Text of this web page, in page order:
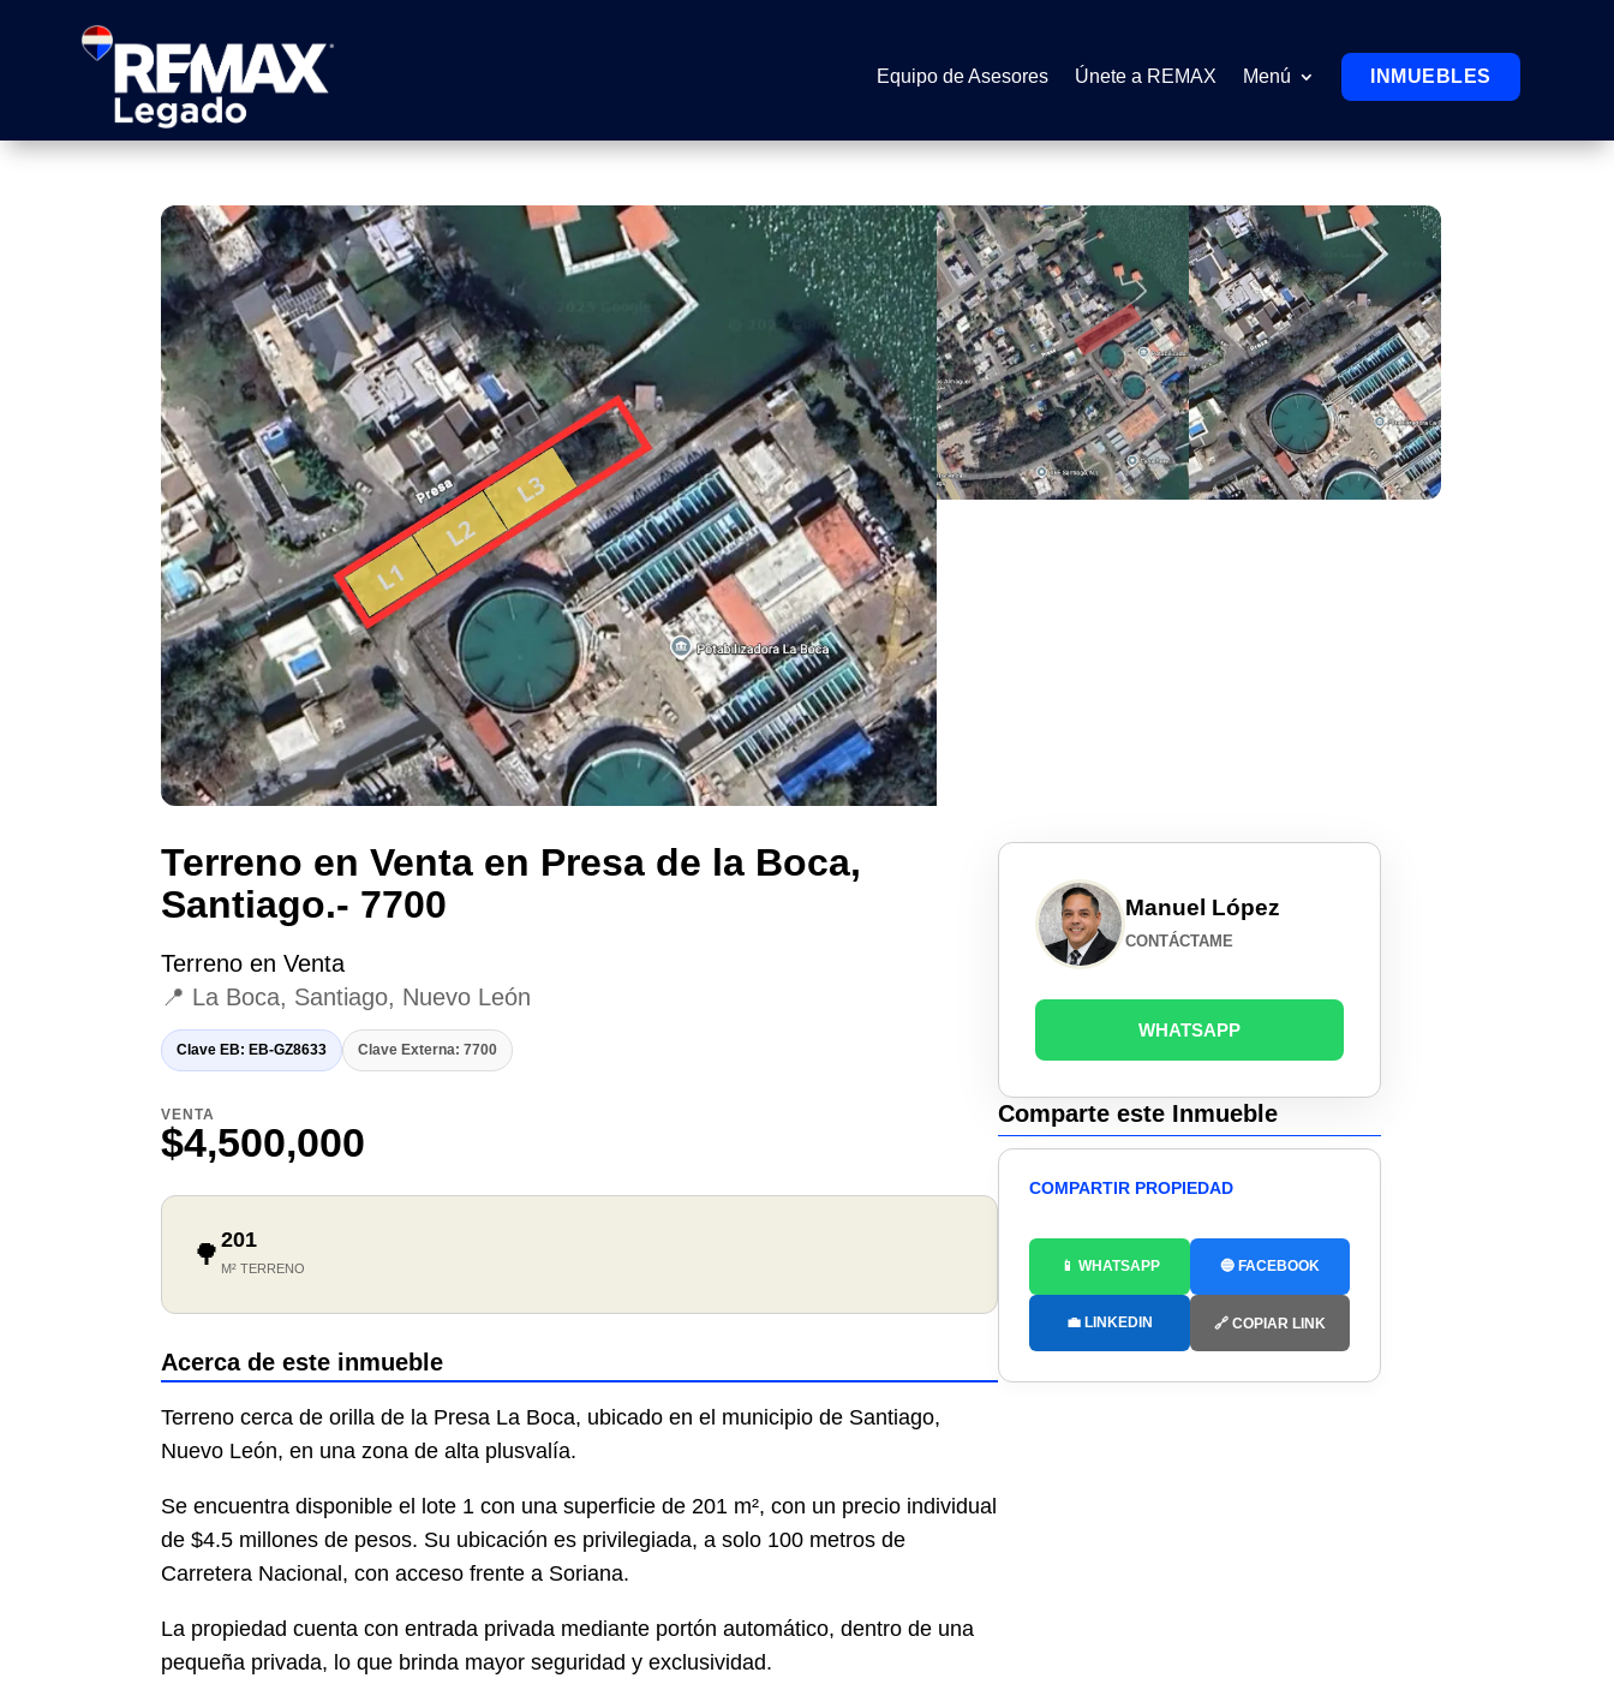
Equipo de Asesores Únete a REMAX Menú INMUEBLES
Terreno en Venta en Presa de la Boca,
Santiago.- 7700
Terreno en Venta
📍 La Boca, Santiago, Nuevo León
Clave EB: EB-GZ8633 Clave Externa: 7700
VENTA
$4,500,000
🌳201
M² TERRENO
Acerca de este inmueble
Terreno cerca de orilla de la Presa La Boca, ubicado en el municipio de Santiago,
Nuevo León, en una zona de alta plusvalía.
Se encuentra disponible el lote 1 con una superficie de 201 m², con un precio individual
de $4.5 millones de pesos. Su ubicación es privilegiada, a solo 100 metros de
Carretera Nacional, con acceso frente a Soriana.
La propiedad cuenta con entrada privada mediante portón automático, dentro de una
pequeña privada, lo que brinda mayor seguridad y exclusividad.
Manuel López
CONTÁCTAME
WHATSAPP
Comparte este Inmueble
COMPARTIR PROPIEDAD
📱 WHATSAPP 🔵 FACEBOOK
💼 LINKEDIN 🔗 COPIAR LINK